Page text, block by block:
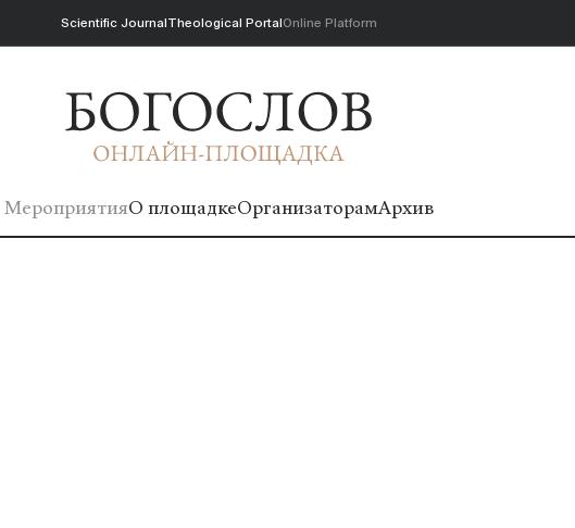
Scientific JournalTheological PortalOnline Platform
МероприятияО площадкеОрганизаторамАрхив